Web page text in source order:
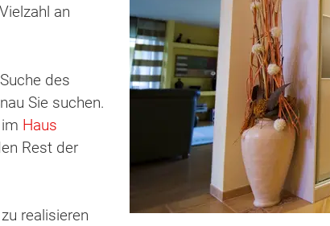
an
des
Sie suchen.
Haus
Rest der
realisieren